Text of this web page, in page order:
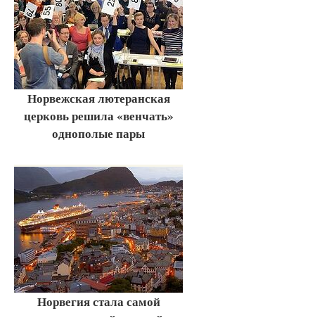
Норвежская лютеранская
церковь решила «венчать»
однополые пары
Норвегия стала самой